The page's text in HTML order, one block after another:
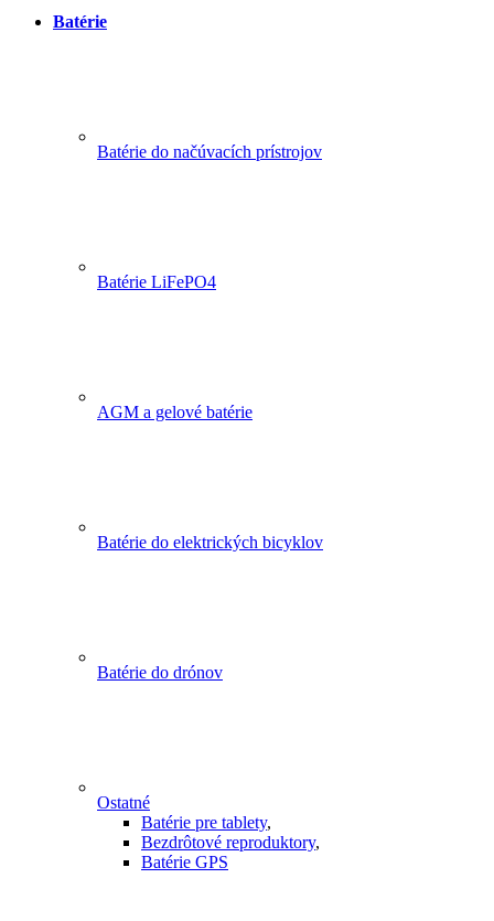
Batérie
Batérie do načúvacích prístrojov
Batérie LiFePO4
AGM a gelové batérie
Batérie do elektrických bicyklov
Batérie do drónov
Ostatné
Batérie pre tablety,
Bezdrôtové reproduktory,
Batérie GPS